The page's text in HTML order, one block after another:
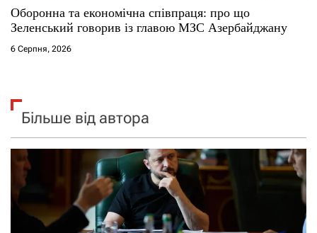
Оборонна та економічна співпраця: про що
Зеленський говорив із главою МЗС Азербайджану
6 Серпня, 2026
Більше від автора